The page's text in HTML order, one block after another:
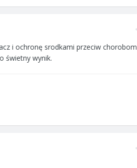
i ochronę srodkami przeciw chorobom
świetny wynik.